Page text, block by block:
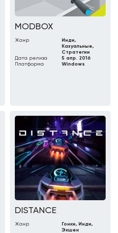
MODBOX
Жанр
Инди,
Казуальные,
Стратегии
Дата релиза
5 апр. 2016
Платформа
Windows
DISTANCE
Жанр
Гонки, Инди,
Экшен